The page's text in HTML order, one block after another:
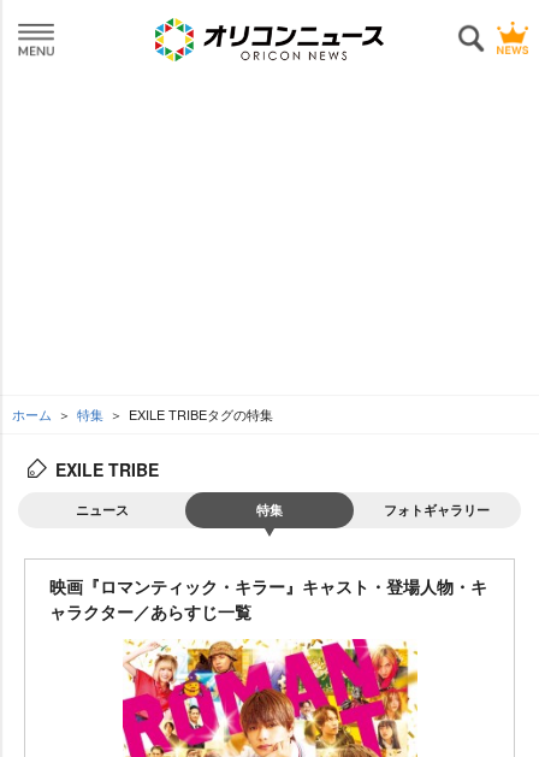
ホーム 特集 EXILE TRIBEタグの特集
EXILE TRIBE
ニュース 特集 フォトギャラリー
映画『ロマンティック・キラー』キャスト・登場人物・キ
ャラクター／あらすじ一覧